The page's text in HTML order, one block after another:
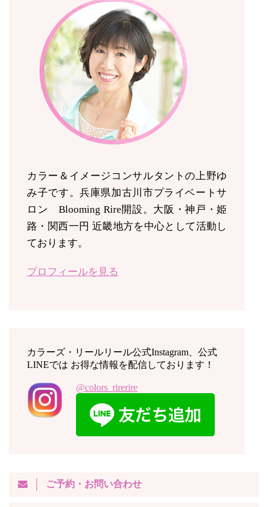
カラー＆イメージコンサルタントの上野ゆ
み子です。兵庫県加古川市プライベートサ
ロン Blooming Rire開設。 大阪・神戸・姫
路・関西一円 近畿地方を中心として活動し
ております。
プロフィールを見る
カラーズ・リールリール公式Instagram、公式
LINEでは お得な情報を配信しております！
@colors_rirerire
ご予約・お問い合わせ